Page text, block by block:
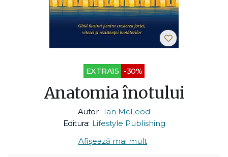
EXTRA15 -30%
Anatomia înotului
Autor : Ian McLeod
Editura: Lifestyle Publishing
Afișează mai mult